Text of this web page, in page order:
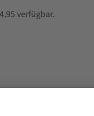
verfügbar.